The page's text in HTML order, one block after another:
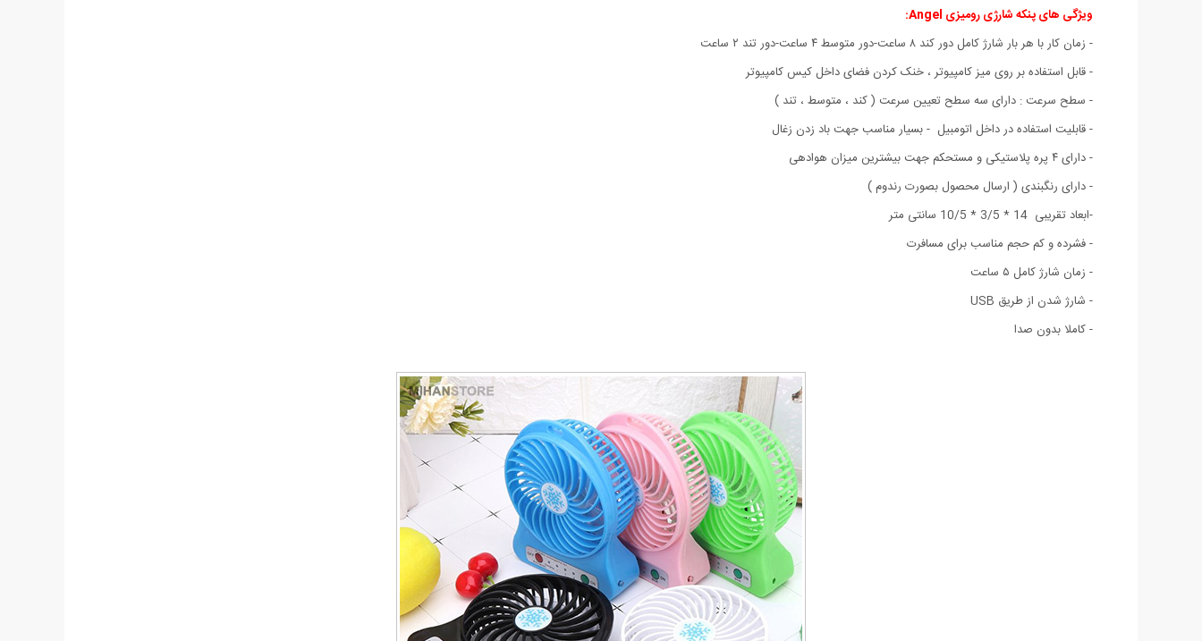
ویژگی های پنکه شارژی رومیزی Angel:
- زمان کار با هر بار شارژ کامل دور کند ۸ ساعت-دور متوسط ۴ ساعت-دور تند ۲ ساعت
- قابل استفاده بر روی میز کامپیوتر ، خنک کردن فضای داخل کیس کامپیوتر
- سطح سرعت : دارای سه سطح تعیین سرعت ( کند ، متوسط ، تند )
- قابلیت استفاده در داخل اتومبیل - بسیار مناسب جهت باد زدن زغال
- دارای ۴ پره پلاستیکی و مستحکم جهت بیشترین میزان هوادهی
- دارای رنگبندی ( ارسال محصول بصورت رندوم )
-ابعاد تقریبی 14 * 3/5 * 10/5
سانتی متر
- فشرده و کم حجم مناسب برای مسافرت
- زمان شارژ کامل ۵ ساعت
- شارژ شدن از طریق USB
- کاملا بدون صدا